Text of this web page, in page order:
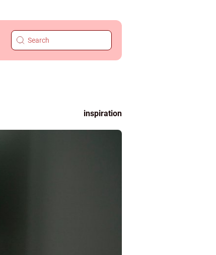
inspiration